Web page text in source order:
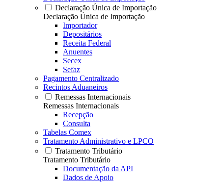
Declaração Única de Importação
Declaração Única de Importação
Importador
Depositários
Receita Federal
Anuentes
Secex
Sefaz
Pagamento Centralizado
Recintos Aduaneiros
Remessas Internacionais
Remessas Internacionais
Recepção
Consulta
Tabelas Comex
Tratamento Administrativo e LPCO
Tratamento Tributário
Tratamento Tributário
Documentação da API
Dados de Apoio